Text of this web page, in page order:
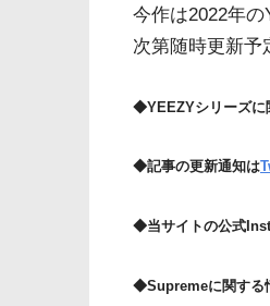
今作は2022年
次第随時更新予
◆YEEZYシリーズに
◆記事の更新通知は
◆当サイトの公式
◆Supremeに関する